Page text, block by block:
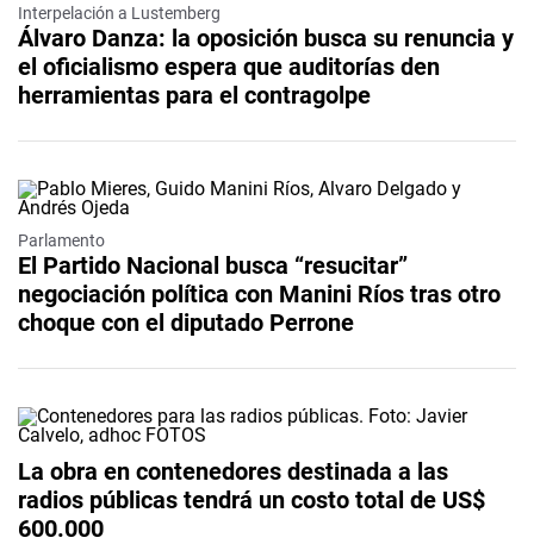
Interpelación a Lustemberg
Álvaro Danza: la oposición busca su renuncia y
el oficialismo espera que auditorías den
herramientas para el contragolpe
Parlamento
El Partido Nacional busca “resucitar”
negociación política con Manini Ríos tras otro
choque con el diputado Perrone
La obra en contenedores destinada a las
radios públicas tendrá un costo total de US$
600.000